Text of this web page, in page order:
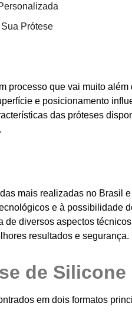
Prótese
processo que vai muito
e posicionamento
das próteses
mais realizadas no Brasil
e à possibilidade
diversos aspectos
resultados e segurança.
de Silicone
em dois formatos